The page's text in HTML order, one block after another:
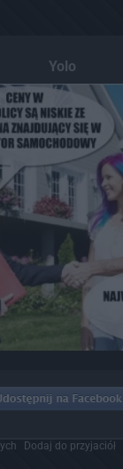
Yolo
Dodaj do przyjaciół